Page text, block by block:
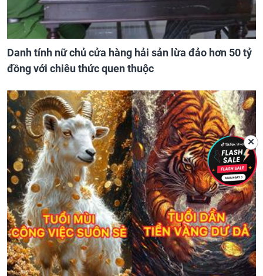
Danh tính nữ chủ cửa hàng hải sản lừa đảo hơn 50 tỷ
đồng với chiêu thức quen thuộc
✕